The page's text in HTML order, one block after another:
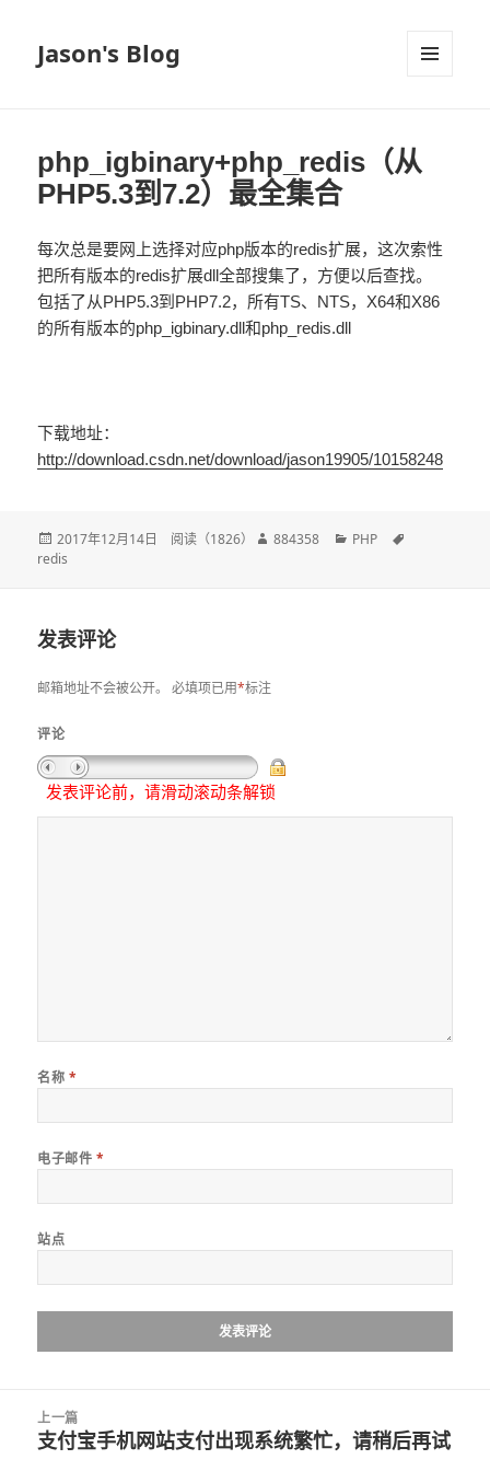
Jason's Blog
php_igbinary+php_redis（从
PHP5.3到7.2）最全集合
每次总是要网上选择对应php版本的redis扩展，这次索性
把所有版本的redis扩展dll全部搜集了，方便以后查找。
包括了从PHP5.3到PHP7.2，所有TS、NTS，X64和X86
的所有版本的php_igbinary.dll和php_redis.dll
下载地址：
http://download.csdn.net/download/jason19905/10158248
发
布
2017年12月14日 阅读（1826）
作
884358
分
PHP
redis
发表评论
邮箱地址不会被公开。 必填项已用*标注
评论
发表评论前，请滑动滚动条解锁
名称 *
电子邮件 *
站点
上一篇
上
支付宝手机网站支付出现系统繁忙，请稍后再试